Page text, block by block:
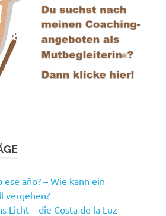
ese año? – Wie kann ein
vergehen?
Licht – die Costa de la Luz